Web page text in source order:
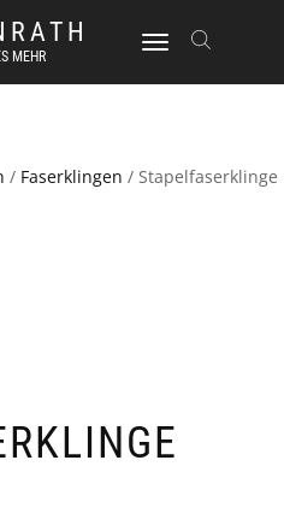
MEHR
NAVIGATION
/ Faserklingen / Stapelfaserklinge